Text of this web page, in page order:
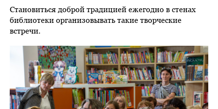
Становиться доброй традицией ежегодно в стенах
библиотеки организовывать такие творческие
встречи.